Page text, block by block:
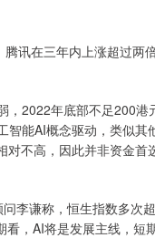
讯在三年内上涨超过两
，2022年底部不足200港
智能AI概念驱动，类似其
不高，因此并非资金首
李谦称，恒生指数多次
看，AI将是发展主线，短